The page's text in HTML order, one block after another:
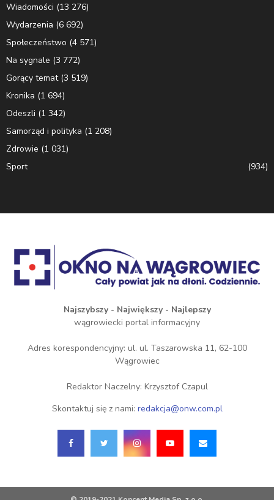
Wiadomości (13 276)
Wydarzenia (6 692)
Społeczeństwo (4 571)
Na sygnale (3 772)
Gorący temat(3 519)
Kronika (1 694)
Odeszli (1 342)
Samorząd i polityka (1 208)
Zdrowie (1 031)
Sport
(934)
Najszybszy - Największy - Najlepszy
wągrowiecki portal informacyjny
Adres korespondencyjny: ul. ul. Taszarowska 11, 62-100
Wągrowiec
Redaktor Naczelny: Krzysztof Czapul
Skontaktuj się z nami: redakcja@onw.com.pl